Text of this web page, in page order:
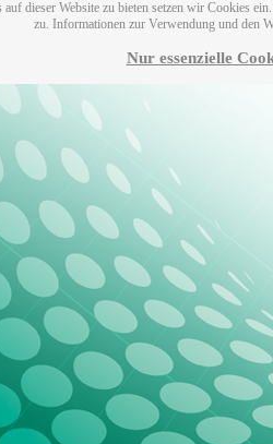
dieser Website zu bieten setzen wir Cookies
zu. Informationen zur Verwendung und den
Nur essenzielle